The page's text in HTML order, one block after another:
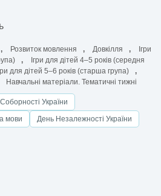
, Розвиток мовлення , Довкілля ,
Ігри
,
Ігри для дітей 4–5 років (середня
для дітей 5–6 років (старша група)
,
Навчальні матеріали. Тематичні тижні
України
мови
День Незалежності України